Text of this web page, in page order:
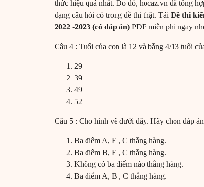
thức hiệu quả nhất. Do đó, hocaz.vn đã tổng
dạng câu hỏi có trong đề thi thật. Tải Đề thi
2022 -2023 (có đáp án) PDF miễn phí ngay
Câu 4 : Tuổi của con là 12 và bằng 4/13 tuổi
29
39
49
52
Câu 5 : Cho hình vẽ dưới đây. Hãy chọn đáp
Ba điểm A, E , C thẳng hàng.
Ba điểm B, E , C thẳng hàng.
Không có ba điểm nào thẳng hàng.
Ba điểm A, B , C thẳng hàng.